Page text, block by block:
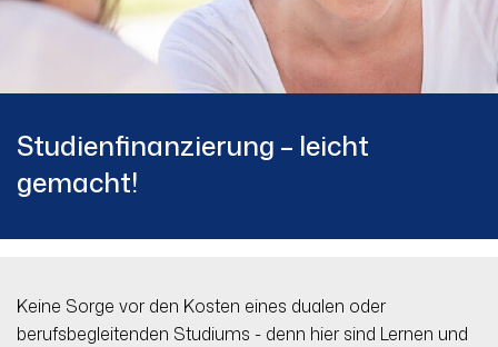
Studienfinanzierung – leicht
gemacht!
Keine Sorge vor den Kosten eines dualen oder
berufsbegleitenden Studiums - denn hier sind Lernen und